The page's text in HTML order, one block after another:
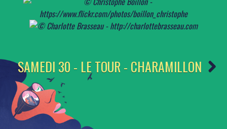
SAMEDI 30 - LE TOUR - CHARAMILLON